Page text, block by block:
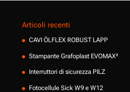
Articoli recenti
CAVI ÖLFLEX ROBUST LAPP
Stampante Grafoplast EVOMAX²
Interruttori di sicurezza PILZ
Fotocellule Sick W9 e W12